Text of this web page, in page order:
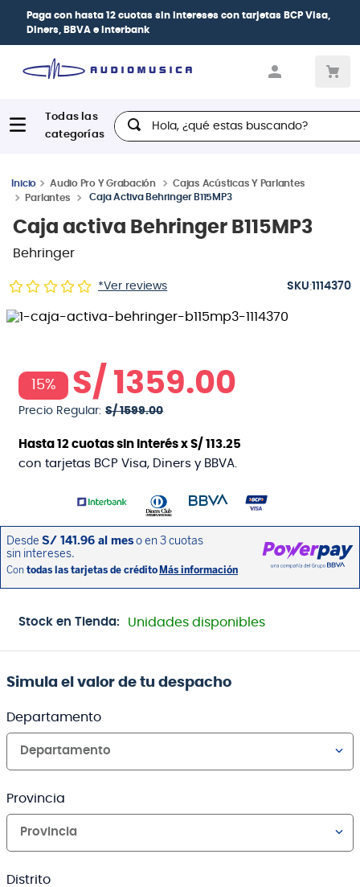
Paga con hasta 12 cuotas sin intereses con tarjetas BCP Visa,
Diners, BBVA e Interbank
Hola, ¿qué estas buscando?
Audio Pro Y Grabación
Cajas Acústicas Y Parlantes
Parlantes
Caja Activa Behringer B115MP3
Caja activa Behringer B115MP3
Behringer
*Ver reviews :1114370
15% S/ 1359.00
Precio Regular: S/ 1599.00
Hasta12 cuotas sin interés xS/ 113.25
con tarjetas BCP Visa, Diners y BBVA.
Stock en Tienda: Unidades disponibles
Simula el valor de tu despacho
Departamento
Departamento
Provincia
Provincia
Distrito